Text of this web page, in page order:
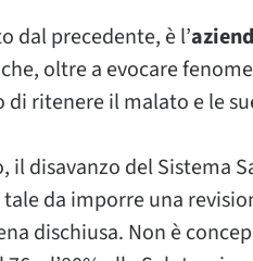
dal precedente, è l’
oltre a evocare
ritenere il malato e le
disavanzo del Sistema
da imporre una
dischiusa. Non è